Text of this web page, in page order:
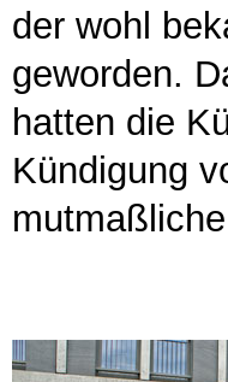
der wohl
geworden.
hatten die
Kündigung